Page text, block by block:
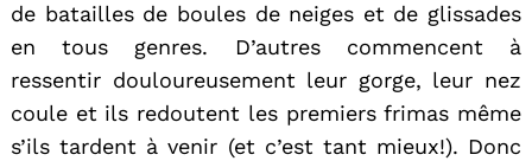
de batailles de boules de neiges et de glissades
en tous genres. D’autres commencent à
ressentir douloureusement leur gorge, leur nez
coule et ils redoutent les premiers frimas même
s’ils tardent à venir (et c’est tant mieux!). Donc